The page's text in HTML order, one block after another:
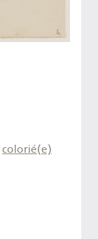
colorié(e)